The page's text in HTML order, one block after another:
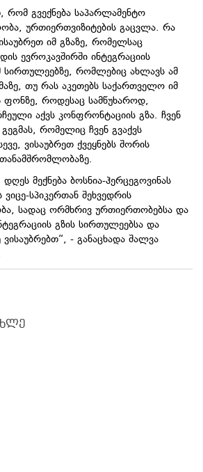
რომ გვექნება საპარლამენტო
ურთიერთვიზიტების გაცვლა. რა
იმ გზაზე, რომელსაც
ევროკავშირში ინტეგრაციის
სირთულეებზე, რომლებიც ახლავს ამ
თუ რას აკეთებს საქართველო იმ
ფონზე, როდესაც სამწუხაროდ,
აქვს კონფრონტაციის გზა. ჩვენ
გეგმას, რომელიც ჩვენ გვაქვს
ვისაუბრეთ ქვეყნებს შორის
მექნება ბოსნია-ჰერცეგოვინას
სპიკერთან შეხვედრის
სადაც ორმხრივ ურთიერთობებსა და
გზის სირთულეებსა და
ვისაუბრებთ“, - განაცხადა შალვა